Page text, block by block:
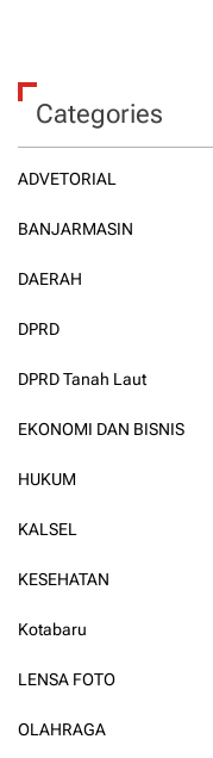
Categories
ADVETORIAL
BANJARMASIN
DAERAH
DPRD
DPRD Tanah Laut
EKONOMI DAN BISNIS
HUKUM
KALSEL
KESEHATAN
Kotabaru
LENSA FOTO
OLAHRAGA